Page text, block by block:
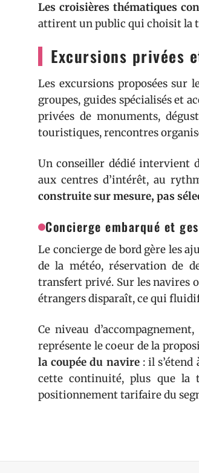
Les croisières thématiques
attirent un public qui choisit la
Excursions privées
Les excursions proposées sur
groupes, guides spécialisés et
privées de monuments,
touristiques, rencontres
Un conseiller dédié intervient
aux centres d’intérêt, au
construite sur mesure, pas
Concierge embarqué et
Le concierge de bord gère les
de la météo, réservation de
transfert privé. Sur les navires
étrangers disparaît, ce qui
Ce niveau
représente le coeur de la
la coupée du navire: il s’étend
cette continuité, plus que la
positionnement tarifaire du